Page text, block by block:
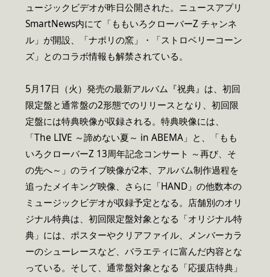
ュージックビデオが昨日公開された。ニュースアプリ
SmartNews内にて「ももいろクローバーZ チャンネ
ル」が開設、「ナポリの窯」・「ストロベリーコーン
ズ」とのコラボ情報も解禁されている。
5月17日（火）発売の最新アルバム『祝典』は、初回
限定盤と通常盤の2形態でのリリースとなり、初回限
定盤には特典映像が収録される。特典映像には、
「The LIVE ～諦めない夏～ in ABEMA」と、「もも
いろクローバーZ 13周年記念コンサート ～再び、そ
の先へ～」のライブ映像が2本、アルバム制作過程を
追ったメイキング映像、さらに「HAND」の他数本の
ミュージックビデオが収録予定となる。店舗別のオリ
ジナル特典は、初回限定盤対象となる「オリジナル特
典」には、ポスターやクリアファイル、メンバーカラ
ーのシューレースなど、バラエティに富んだ内容とな
っている。そして、通常盤対象となる「応援店特典」